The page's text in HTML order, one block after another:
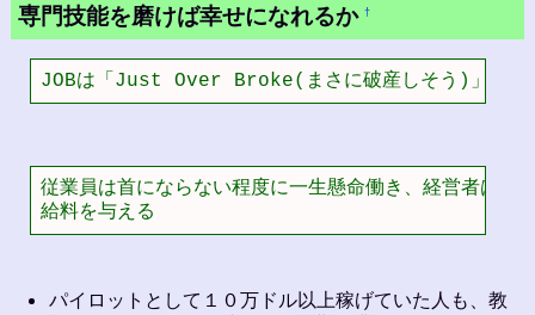
専門技能を磨けば幸せになれるか †
JOBは「Just Over Broke(まさに破産しそう)」の頭
従業員は首にならない程度に一生懸命働き、経営者は従
給料を与える
パイロットとして１０万ドル以上稼げていた人も、教